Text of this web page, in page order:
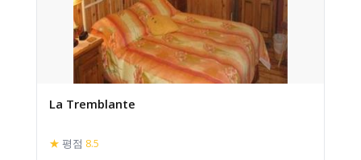
La Tremblante
★ 평점 8.5